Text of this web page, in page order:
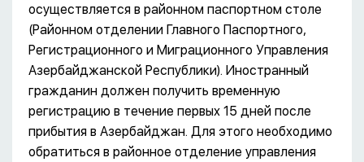
осуществляется в районном паспортном столе
(Районном отделении Главного Паспортного,
Регистрационного и Миграционного Управления
Азербайджанской Республики). Иностранный
гражданин должен получить временную
регистрацию в течение первых 15 дней после
прибытия в Азербайджан. Для этого необходимо
обратиться в районное отделение управления